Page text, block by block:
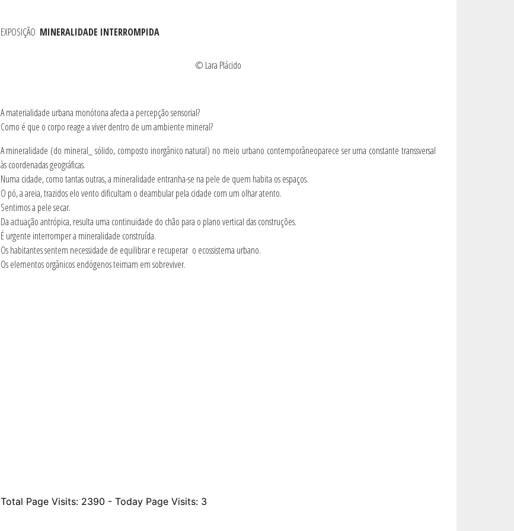
EXPOSIÇÃO MINERALIDADE INTERROMPIDA
© Lara Plácido
A materialidade urbana monótona afecta a percepção sensorial?
Como é que o corpo reage a viver dentro de um ambiente mineral?
A mineralidade (do mineral_ sólido, composto inorgânico natural) no meio urbano contemporâneoparece ser uma constante transsversal
às coordenadas geográficas.
Numa cidade, como tantas outras, a mineralidade entranha-se na pele de quem habita os espaços.
O pó, a areia, trazidos elo vento dificultam o deambular pela cidade com um olhar atento.
Sentimos a pele secar.
Da actuação antrópica, resulta uma continuidade do chão para o plano vertical das construções.
É urgente interromper a mineralidade construída.
Os habitantes sentem necessidade de equilibrar e recuperar o ecossistema urbano.
Os elementos orgânicos endógenos teimam em sobreviver.
Total Page Visits: 2390 - Today Page Visits: 3